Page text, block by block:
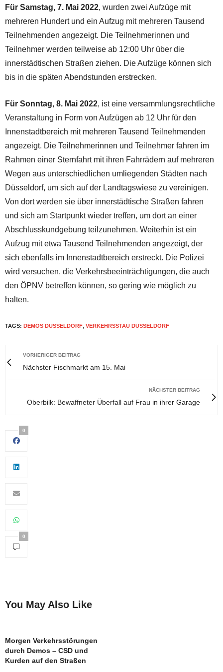
Für Samstag, 7. Mai 2022, wurden zwei Aufzüge mit
mehreren Hundert und ein Aufzug mit mehreren Tausend
Teilnehmenden angezeigt. Die Teilnehmerinnen und
Teilnehmer werden teilweise ab 12:00 Uhr über die
innerstädtischen Straßen ziehen. Die Aufzüge können sich
bis in die späten Abendstunden erstrecken.
Für Sonntag, 8. Mai 2022, ist eine versammlungsrechtliche
Veranstaltung in Form von Aufzügen ab 12 Uhr für den
Innenstadtbereich mit mehreren Tausend Teilnehmenden
angezeigt. Die Teilnehmerinnen und Teilnehmer fahren im
Rahmen einer Sternfahrt mit ihren Fahrrädern auf mehreren
Wegen aus unterschiedlichen umliegenden Städten nach
Düsseldorf, um sich auf der Landtagswiese zu vereinigen.
Von dort werden sie über innerstädtische Straßen fahren
und sich am Startpunkt wieder treffen, um dort an einer
Abschlusskundgebung teilzunehmen. Weiterhin ist ein
Aufzug mit etwa Tausend Teilnehmenden angezeigt, der
sich ebenfalls im Innenstadtbereich erstreckt. Die Polizei
wird versuchen, die Verkehrsbeeinträchtigungen, die auch
den ÖPNV betreffen können, so gering wie möglich zu
halten.
TAGS: DEMOS DÜSSELDORF VERKEHRSSTAU DÜSSELDORF
VORHERIGER BEITRAG
Nächster Fischmarkt am 15. Mai
NÄCHSTER BEITRAG
Oberbilk: Bewaffneter Überfall auf Frau in ihrer Garage
0
0
You May Also Like
Morgen Verkehrsstörungen
durch Demos – CSD und
Kurden auf den Straßen